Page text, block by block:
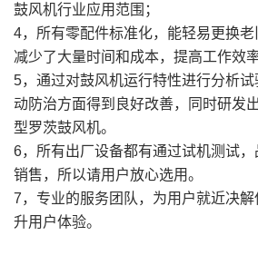
鼓风机行业应用范围；
4，所有零配件标准化，能轻易更换
减少了大量时间和成本，提高工作效率
5，通过对鼓风机运行特性进行分析
动防治方面得到良好改善，同时研发
型罗茨鼓风机。
6，所有出厂设备都有通过试机测试
销售，所以请用户放心选用。
7，专业的服务团队，为用户就近决
升用户体验。